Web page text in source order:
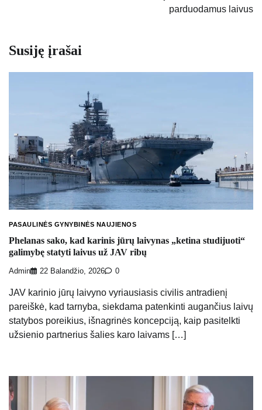
parduodamus laivus
Susiję įrašai
PASAULINĖS GYNYBINĖS NAUJIENOS
Phelanas sako, kad karinis jūrų laivynas „ketina studijuoti“
galimybę statyti laivus už JAV ribų
Admin 22 Balandžio, 2026 0
JAV karinio jūrų laivyno vyriausiasis civilis antradienį
pareiškė, kad tarnyba, siekdama patenkinti augančius laivų
statybos poreikius, išnagrinės koncepciją, kaip pasitelkti
užsienio partnerius šalies karo laivams […]